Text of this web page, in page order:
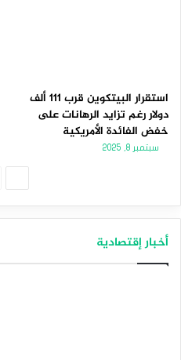
استقرار البيتكوين قرب 111 ألف
دولار رغم تزايد الرهانات على
خفض الفائدة الأمريكية
سبتمبر 8, 2025
أخبار إقتصادية